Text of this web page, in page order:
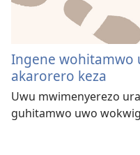
Ingene wohitamwo
akarorero keza
Uwu mwimenyerezo
guhitamwo uwo